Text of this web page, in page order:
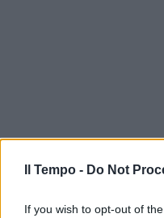
Il Tempo - Do Not
If you wish to opt-out of